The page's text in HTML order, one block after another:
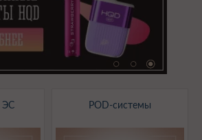
ЭС POD-системы